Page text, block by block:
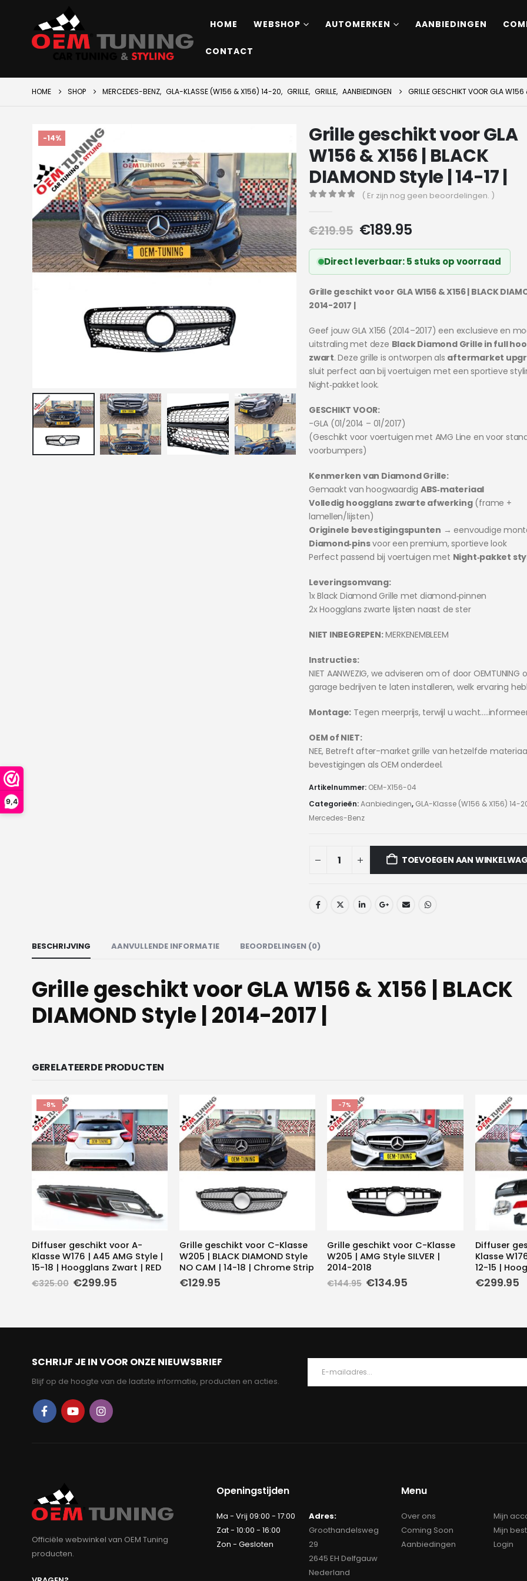
9,4
HOME WEBSHOP AUTOMERKEN AANBIEDINGEN
CONTACT
HOME SHOP MERCEDES-BENZ, GLA-KLASSE (W156 & X156) 14-20, GRILLE, GRILLE, AANBIEDINGEN GRILLE GESCHIKT VOOR GLA
-14%
Grille geschikt voor GLA
W156 & X156 | BLACK
DIAMOND Style | 14-17 |
( Er zijn nog geen beoordelingen. )
€219.95 Oorspronkelijke
was:
€219.95.
€189.95Huidige
is:
€189.95.
Direct leverbaar: 5 stuks op voorraad
Grille geschikt voor GLA W156 & X156 | BLACK
2014-2017 |
Geef jouw GLA X156 (2014–2017) een exclusieve en
uitstraling met deze Black Diamond Grille in full
zwart. Deze grille is ontworpen als aftermarket
sluit perfect aan bij voertuigen met een sportieve
Night‑pakket look.
GESCHIKT VOOR:
-GLA (01/2014 – 01/2017)
(Geschikt voor voertuigen met AMG Line en voor
voorbumpers)
Kenmerken van Diamond Grille:
Gemaakt van hoogwaardig ABS‑materiaal
Volledig hoogglans zwarte afwerking(frame +
lamellen/lijsten)
Originele bevestigingspunten → eenvoudige
Diamond‑pinsvoor een premium, sportieve look
Perfect passend bij voertuigen met Night‑pakket
Leveringsomvang:
1x Black Diamond Grille met diamond‑pinnen
2x Hoogglans zwarte lijsten naast de ster
NIET INBEGREPEN:MERKENEMBLEEM
Instructies:
NIET AANWEZIG, we adviseren om of door OEMTUNING
garage bedrijven te laten installeren, welk ervaring
Montage: Tegen meerprijs, terwijl u
OEM of NIET:
NEE, Betreft after-market grille van hetzelfde
bevestigingen als OEM onderdeel.
Artikelnummer: OEM-X156-04
Categorieën:Aanbiedingen, GLA-Klasse (W156 & X156) 14-
Mercedes-Benz
TOEVOEGEN AAN
BESCHRIJVING AANVULLENDE INFORMATIE BEOORDELINGEN (0)
Grille geschikt voor GLA W156 & X156 | BLACK
DIAMOND Style | 2014-2017 |
GERELATEERDE PRODUCTEN
-8%
Diffuser geschikt voor A-
Klasse W176 | A45 AMG Style |
15-18 | Hoogglans Zwart | RED
€325.00 Oorspronkelijke
€299.95Huidige
Grille geschikt voor C-Klasse
W205 | BLACK DIAMOND Style
NO CAM | 14-18 | Chrome Strip
€129.95
-7%
Grille geschikt voor C-Klasse
W205 | AMG Style SILVER |
2014-2018
€144.95 Oorspronkelijke
€134.95
Diffuser
Klasse
12-15 |
€299.95
SCHRIJF JE IN VOOR ONZE NIEUWSBRIEF
Blijf op de hoogte van de laatste informatie, producten en acties.
Officiële webwinkel van OEM Tuning
producten.
Openingstijden
Ma - Vrij 09:00 - 17:00
Zat - 10:00 - 16:00
Zon - Gesloten
Adres:
Groothandelsweg
29
2645 EH Delfgauw
Nederland
Menu
Over ons
Coming Soon
Aanbiedingen
Mijn
Mijn
Login